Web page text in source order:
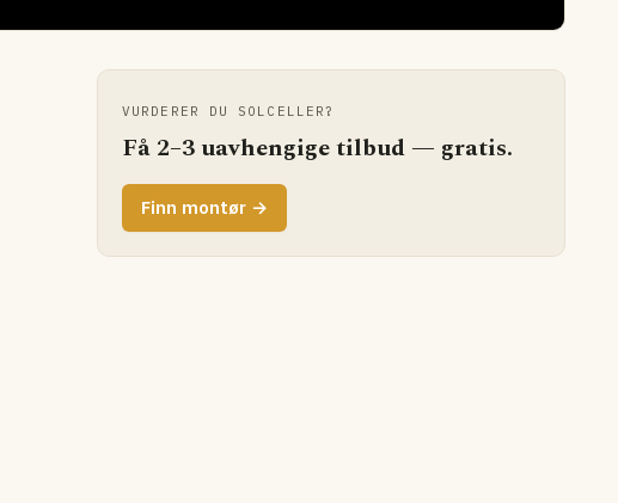
VURDERER DU SOLCELLER?
Få 2–3 uavhengige tilbud — gratis.
Finn montør →